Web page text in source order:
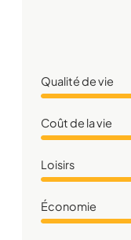
Qualité de vie
Coût de la vie
Loisirs
Économie